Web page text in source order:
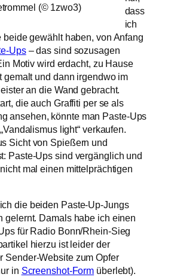
(© 1zwo3)
dass
ich
beide gewählt haben, von Anfang
Ups– das sind sozusagen
Motiv wird erdacht, zu Hause
gemalt und dann irgendwo im
an die Wand gebracht.
die auch Graffiti per se als
ansehen, könnte man Paste-Ups
light“ verkaufen.
Sicht von Spießern und
Paste-Ups sind vergänglich und
mal einen mittelprächtigen
die beiden Paste-Up-Jungs
gelernt. Damals habe ich einen
für Radio Bonn/Rhein-Sieg
hierzu ist leider der
Sender-Website zum Opfer
in Screenshot-Form überlebt).